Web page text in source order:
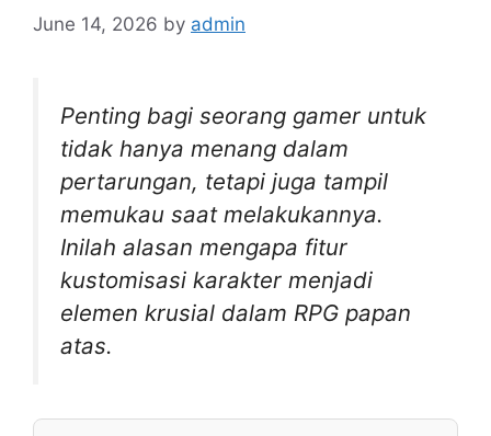
June 14, 2026 by admin
Penting bagi seorang gamer untuk
tidak hanya menang dalam
pertarungan, tetapi juga tampil
memukau saat melakukannya.
Inilah alasan mengapa fitur
kustomisasi karakter menjadi
elemen krusial dalam RPG papan
atas.